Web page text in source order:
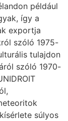
például
így a
exportja
szóló 1975-
tulajdon
szóló 1970-
súlyos